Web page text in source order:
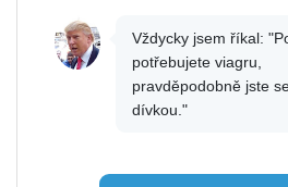
Vždycky jsem říkal:
potřebujete viagru,
pravděpodobně jste
dívkou."